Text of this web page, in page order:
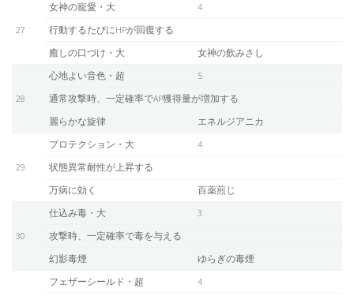
27
女神の寵愛・大
4
行動するたびにHPが回復する
癒しの口づけ・大
女神の飲みさし
28
心地よい音色・超
5
通常攻撃時、一定確率でAP獲得量が増加する
麗らかな旋律
エネルジアニカ
29
プロテクション・大
4
状態異常耐性が上昇する
万病に効く
百薬煎じ
30
仕込み毒・大
3
攻撃時、一定確率で毒を与える
幻影毒煙
ゆらぎの毒煙
フェザーシールド・超
4